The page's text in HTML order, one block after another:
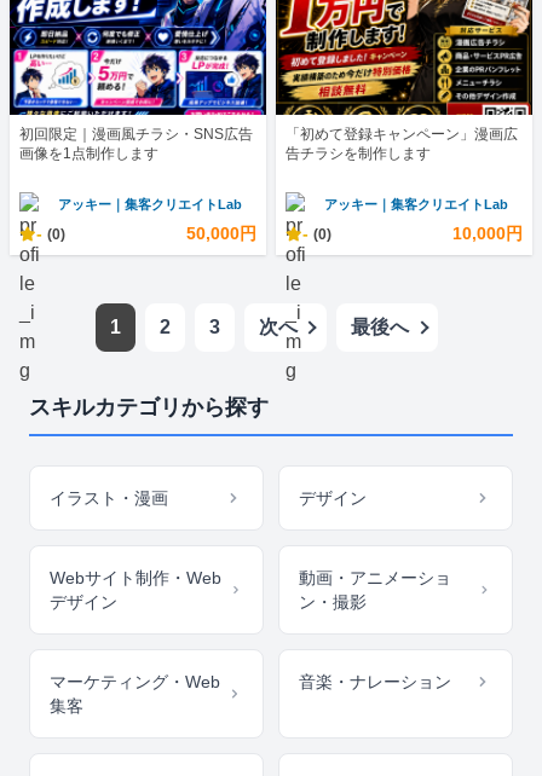
初回限定｜漫画風チラシ・SNS広告
画像を1点制作します
アッキー｜集客クリエイトLab
- (0) 50,000円
「初めて登録キャンペーン」漫画広
告チラシを制作します
アッキー｜集客クリエイトLab
- (0) 10,000円
1 2 3 次へ 最後へ
スキルカテゴリから探す
イラスト・漫画 デザイン
Webサイト制作・Web
デザイン
動画・アニメーショ
ン・撮影
マーケティング・Web
集客
音楽・ナレーション